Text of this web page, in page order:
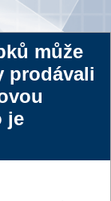
může
prodávali
je